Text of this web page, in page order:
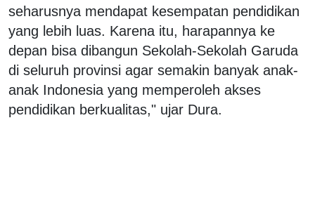
seharusnya mendapat kesempatan pendidikan
yang lebih luas. Karena itu, harapannya ke
depan bisa dibangun Sekolah-Sekolah Garuda
di seluruh provinsi agar semakin banyak anak-
anak Indonesia yang memperoleh akses
pendidikan berkualitas," ujar Dura.